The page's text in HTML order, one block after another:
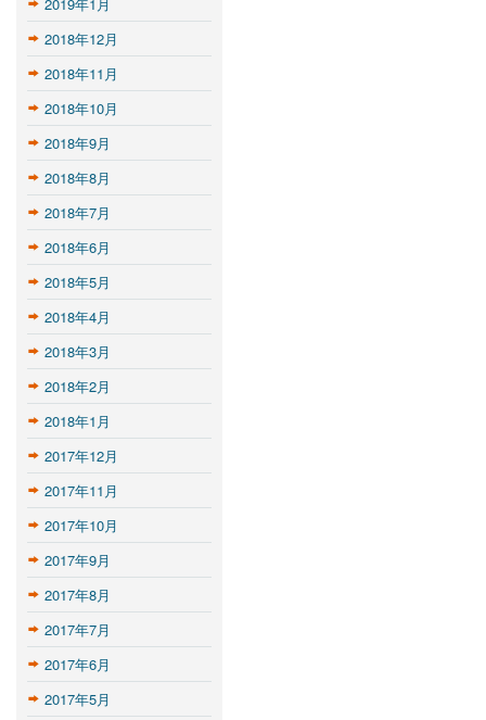
2018年12月
2018年11月
2018年10月
2018年9月
2018年8月
2018年7月
2018年6月
2018年5月
2018年4月
2018年3月
2018年2月
2018年1月
2017年12月
2017年11月
2017年10月
2017年9月
2017年8月
2017年7月
2017年6月
2017年5月